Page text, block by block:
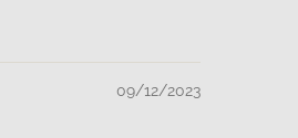
09/12/2023